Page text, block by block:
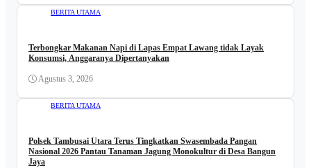
BERITA UTAMA
Terbongkar Makanan Napi di Lapas Empat Lawang tidak Layak
Konsumsi, Anggaranya Dipertanyakan
Agustus 3, 2026
BERITA UTAMA
Polsek Tambusai Utara Terus Tingkatkan Swasembada Pangan
Nasional 2026 Pantau Tanaman Jagung Monokultur di Desa Bangun
Jaya